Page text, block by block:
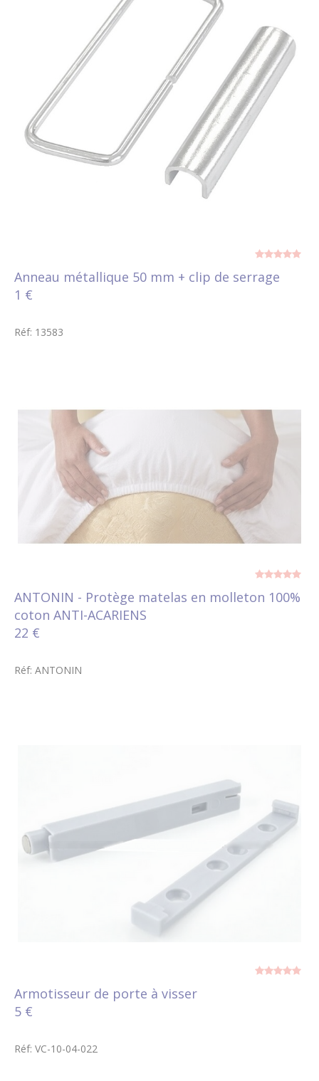
Anneau métallique 50 mm + clip de serrage
1 €
Réf: 13583
ANTONIN - Protège matelas en molleton 100%
coton ANTI-ACARIENS
22 €
Réf: ANTONIN
Armotisseur de porte à visser
5 €
Réf: VC-10-04-022